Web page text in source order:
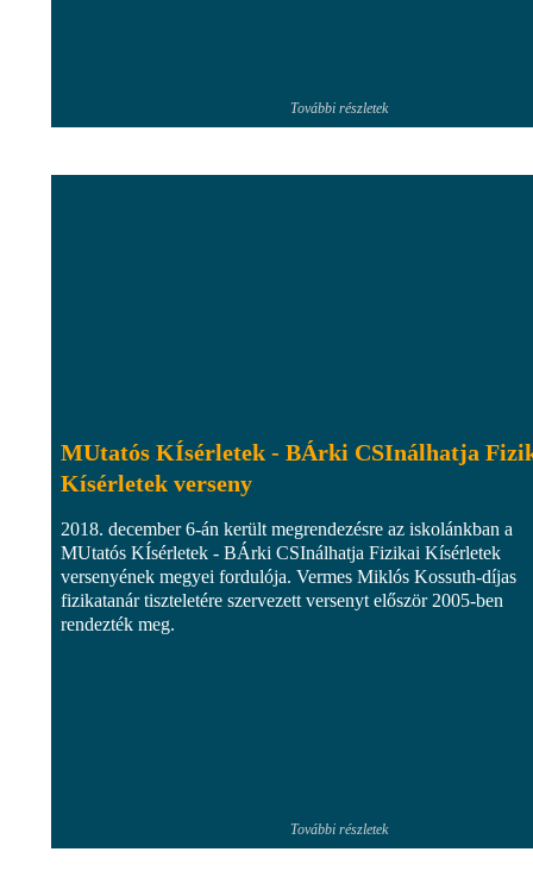
További részletek
MUtatós KÍsérletek - BÁrki CSInálhatja
Kísérletek verseny
2018. december 6-án került megrendezésre az iskolánkban a
MUtatós KÍsérletek - BÁrki CSInálhatja Fizikai Kísérletek
versenyének megyei fordulója. Vermes Miklós Kossuth-díjas
fizikatanár tiszteletére szervezett versenyt először 2005-ben
rendezték meg.
További részletek